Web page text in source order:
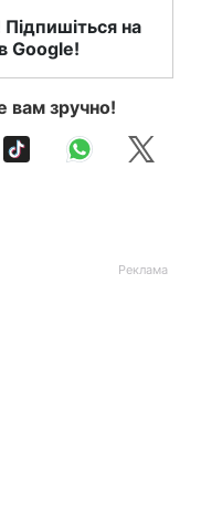
на
Google!
вам зручно!